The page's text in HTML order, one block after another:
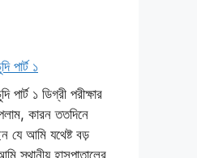
পার্ট ১
পার্ট ১ ডিগ্রী পরীক্ষার
কারন ততদিনে
যে আমি যথেষ্ট বড়
স্থানীয় হাসপাতালের